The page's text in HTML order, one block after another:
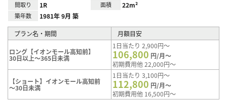
間取り 1R 面積 22m²
築年数 1981年 9月 築
プラン名・期間 月額目安
ロング【イオンモール高知前】
30日以上～365日未満
1日当たり 2,900円～
106,800 円/月～
初期費用他 22,000円～
【ショート】イオンモール高知前
～30日未満
1日当たり 3,100円～
112,800 円/月～
初期費用他 16,500円～